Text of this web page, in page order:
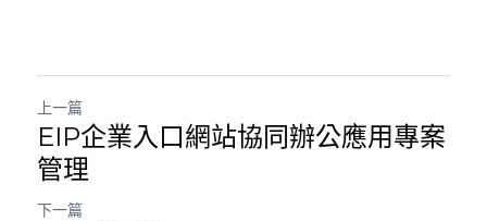
上一篇
EIP企業入口網站協同辦公應用專案
管理
下一篇